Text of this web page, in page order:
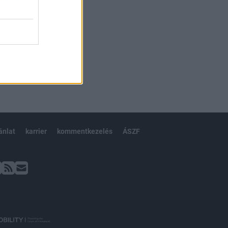
karrier kommentkezelés ÁSZF